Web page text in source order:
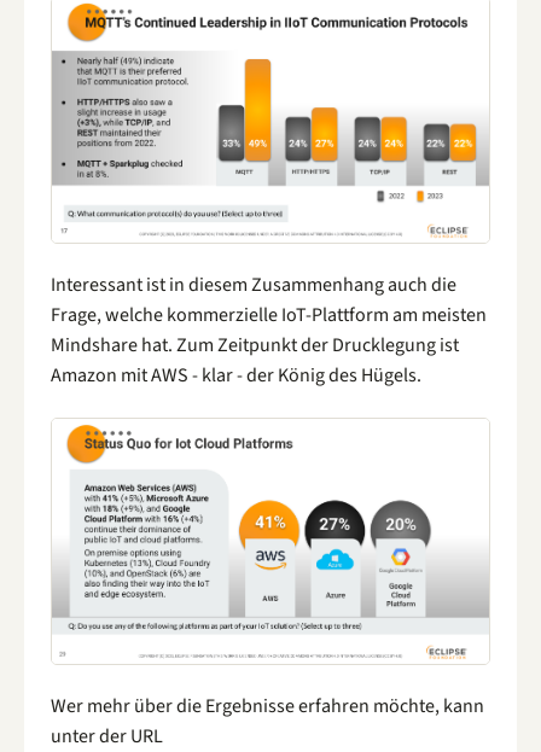
Interessant ist in diesem Zusammenhang auch die
Frage, welche kommerzielle IoT-Plattform am meisten
Mindshare hat. Zum Zeitpunkt der Drucklegung ist
Amazon mit AWS - klar - der König des Hügels.
Wer mehr über die Ergebnisse erfahren möchte, kann
unter der URL